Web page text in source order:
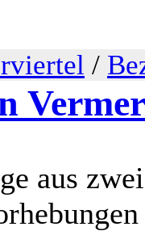
/
aus